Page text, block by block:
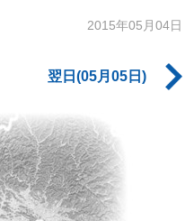
2015年05月04日
翌日(05月05日)